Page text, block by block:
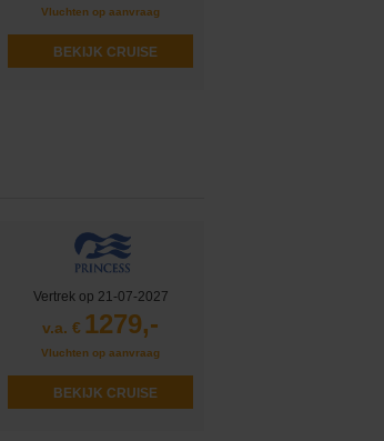
Vluchten op aanvraag
BEKIJK CRUISE
Vertrek op 21-07-2027
v.a. € 1279,-
Vluchten op aanvraag
BEKIJK CRUISE